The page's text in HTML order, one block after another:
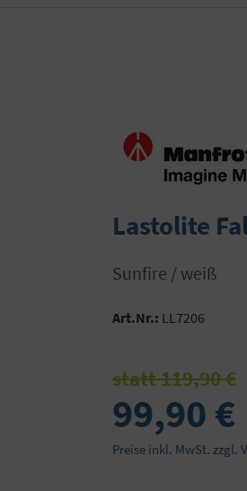
Lastolite
sunfire / weiß
Art.Nr.: LL7206
statt 119,90 €
99,90 €
Preise inkl. MwSt. zzgl.